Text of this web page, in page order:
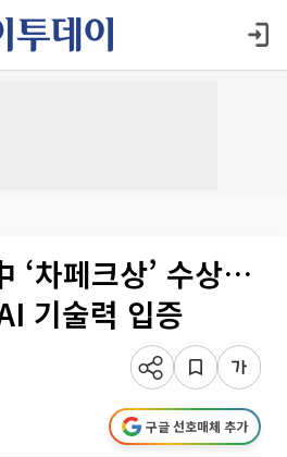
‘차페크상’ 수상…
기술력 입증
구글 선호매체 추가